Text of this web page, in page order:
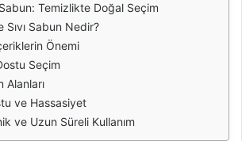
Sabun: Temizlikte Doğal Seçim
Sıvı Sabun Nedir?
Önemi
Seçim
Alanları
ve Hassasiyet
ve Uzun Süreli Kullanım